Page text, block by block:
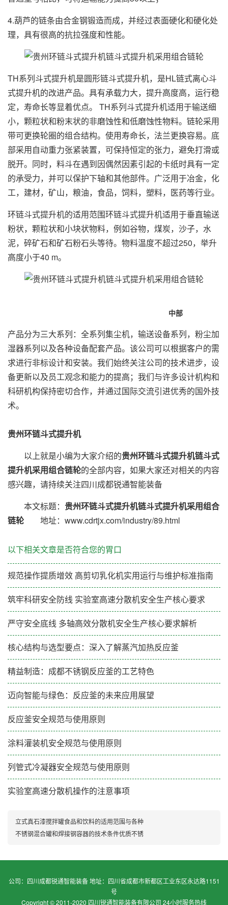
4.葫芦的链条由合金钢锻造而成，并经过表面硬化和硬化处
理，具有很高的抗拉强度和性能。
TH系列斗式提升机是圆形链斗式提升机，是HL链式离心斗
式提升机的改进产品。具有承载力大，提升高度高，运行稳
定，寿命长等显着优点。 TH系列斗式提升机适用于输送细
小，颗粒状和粉末状的非磨蚀性和低磨蚀性物料。链轮采用
带可更换轮圈的组合结构。使用寿命长，法兰更换容易。底
部采用自动重力张紧装置，可保持恒定的张力，避免打滑或
脱开。同时，料斗在遇到因偶然因素引起的卡纸时具有一定
的承受力，并可以保护下轴和其他部件。广泛用于冶金，化
工，建材，矿山，粮油，食品，饲料，塑料，医药等行业。
环链斗式提升机的适用范围环链斗式提升机适用于垂直输送
粉状，颗粒状和小块状物料，例如谷物，煤炭，沙子，水
泥，碎矿石和矿石粉石头等待。物料温度不超过250，举升
高度小于40 m。
中部
产品分为三大系列：全系列集尘机，输送设备系列，粉尘加
湿器系列以及各种设备配套产品。该公司可以根据客户的需
求进行非标设计和安装。我们始终关注公司的技术进步，设
备更新以及员工观念和能力的提高；我们与许多设计机构和
科研机构保持密切合作，并通过国际交流引进优秀的国外技
术。
贵州环链斗式提升机
以上就是小编为大家介绍的贵州环链斗式提升机链斗式
提升机采用组合链轮的全部内容，如果大家还对相关的内容
感兴趣，请持续关注四川成都锐通智能装备
本文标题： 贵州环链斗式提升机链斗式提升机采用组合
链轮 地址：www.cdrtjx.com/industry/89.html
以下相关文章是否符合您的胃口
规范操作提质增效 高剪切乳化机实用运行与维护标准指南
筑牢科研安全防线 实验室高速分散机安全生产核心要求
严守安全底线 多轴高效分散机安全生产核心要求解析
核心结构与选型要点：深入了解蒸汽加热反应釜
精益制造：成都不锈钢反应釜的工艺特色
迈向智能与绿色：反应釜的未来应用展望
反应釜安全规范与使用原则
涂料灌装机安全规范与使用原则
列管式冷凝器安全规范与使用原则
实验室高速分散机操作的注意事项​
立式真石漆搅拌罐食品和饮料的适用范围与各种
不锈钢混合罐和焊接钢容器的技术条件优质不锈
公司：四川成都锐通智能装备 地址：四川省成都市新都区工业东区永达路1151
号
Copyright © 2011-2020 四川锐通智能装备有限公司 24小时服务热线